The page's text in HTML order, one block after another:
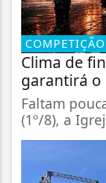
Clima de
garantirá o
Faltam
(1º/8), a